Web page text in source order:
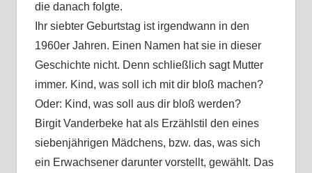
die danach folgte.
Ihr siebter Geburtstag ist irgendwann in den
1960er Jahren. Einen Namen hat sie in dieser
Geschichte nicht. Denn schließlich sagt Mutter
immer. Kind, was soll ich mit dir bloß machen?
Oder: Kind, was soll aus dir bloß werden?
Birgit Vanderbeke hat als Erzählstil den eines
siebenjährigen Mädchens, bzw. das, was sich
ein Erwachsener darunter vorstellt, gewählt. Das